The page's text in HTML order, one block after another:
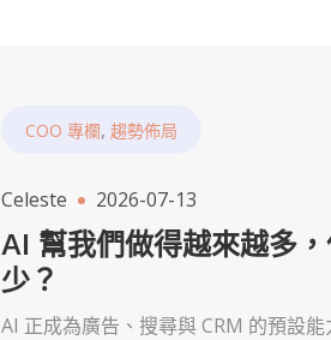
COO 專欄,趨勢佈局
Celeste 2026-07-13
AI 幫我們做得越來越多
少？
AI 正成為廣告、搜尋與 CRM 的預設